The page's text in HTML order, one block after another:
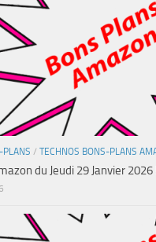
PLANS / TECHNOS BONS-PLANS
du Jeudi 29 Janvier 2026